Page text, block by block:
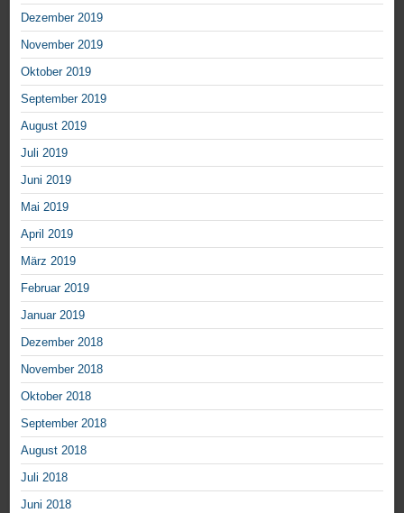
Dezember 2019
November 2019
Oktober 2019
September 2019
August 2019
Juli 2019
Juni 2019
Mai 2019
April 2019
März 2019
Februar 2019
Januar 2019
Dezember 2018
November 2018
Oktober 2018
September 2018
August 2018
Juli 2018
Juni 2018